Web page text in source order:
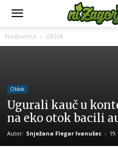
Naslovnica Oblok
Oblok
Ugurali kauč u
na eko otok bacili
Autor: Snježana Flegar Ivanušec -